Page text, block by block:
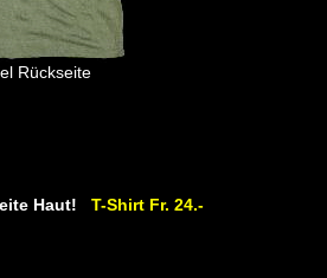
Rückseite
Haut! T-Shirt Fr. 24.-